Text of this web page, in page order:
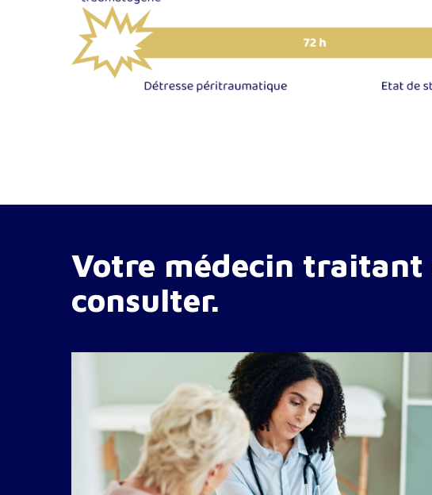
Votre médecin traitant
consulter.